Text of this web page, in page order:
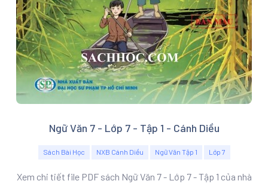
Ngữ Văn 7 - Lớp 7 - Tập 1 - Cánh Diều
Sách Bài Học NXB Cánh Diều Ngữ Văn Tập 1 Lớp 7
Xem chi tiết file PDF sách Ngữ Văn 7 - Lớp 7 - Tập 1 của nhà